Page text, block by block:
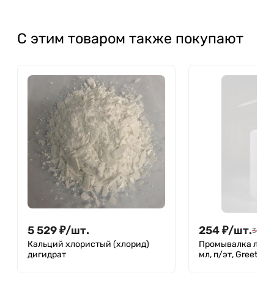
С этим товаром также покупают
5 529₽/шт.
Кальций хлористый (хлорид)
дигидрат
254₽/шт.349
Промывалка
мл, п/эт, Greetmed